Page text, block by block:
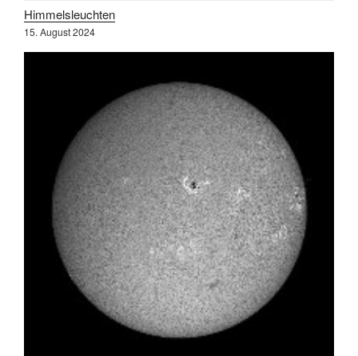
Himmelsleuchten
15. August 2024